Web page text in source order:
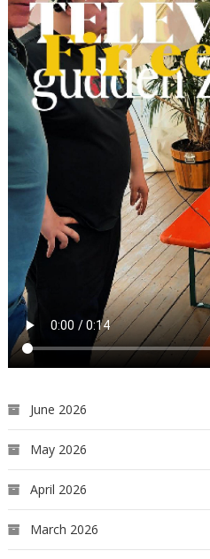
June 2026
May 2026
April 2026
March 2026